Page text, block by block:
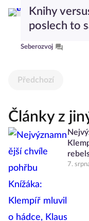
Knihy
poslech to
Seberozvoj
Předchozí
Články z
7.